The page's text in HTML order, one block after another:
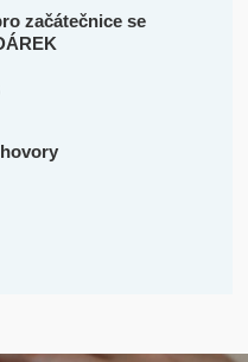
začátečnice se